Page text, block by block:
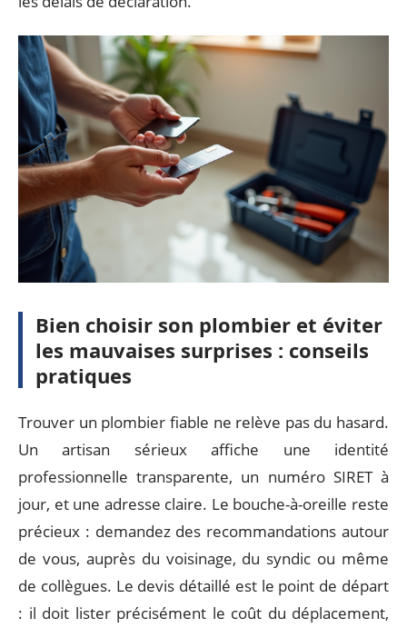
Bien choisir son plombier et éviter
les mauvaises surprises : conseils
pratiques
Trouver un plombier fiable ne relève pas du hasard.
Un artisan sérieux affiche une identité
professionnelle transparente, un numéro SIRET à
jour, et une adresse claire. Le bouche-à-oreille reste
précieux : demandez des recommandations autour
de vous, auprès du voisinage, du syndic ou même
de collègues. Le devis détaillé est le point de départ
: il doit lister précisément le coût du déplacement,